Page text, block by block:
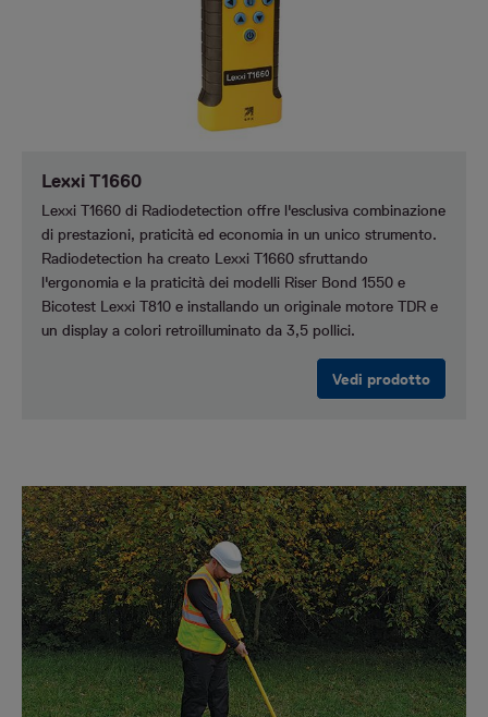
Lexxi T1660
Lexxi T1660 di Radiodetection offre l'esclusiva combinazione
di prestazioni, praticità ed economia in un unico strumento.
Radiodetection ha creato Lexxi T1660 sfruttando
l'ergonomia e la praticità dei modelli Riser Bond 1550 e
Bicotest Lexxi T810 e installando un originale motore TDR e
un display a colori retroilluminato da 3,5 pollici.
Vedi prodotto